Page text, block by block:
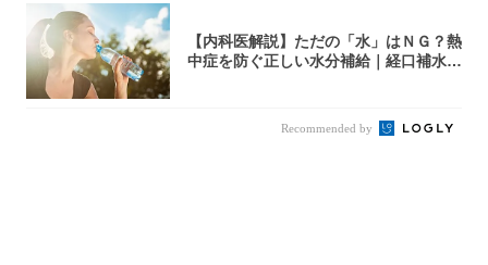
【内科医解説】ただの「水」はＮＧ？熱
中症を防ぐ正しい水分補給｜経口補水
Recommended by